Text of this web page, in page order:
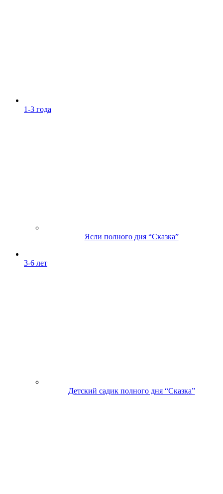
1-3 года
Ясли полного дня “Сказка”
3-6 лет
Детский садик полного дня “Сказка”